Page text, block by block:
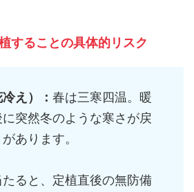
することの具体的リスク
え）： 春は三寒四温。暖
突然冬のような寒さが戻
あります。
ると、定植直後の無防備